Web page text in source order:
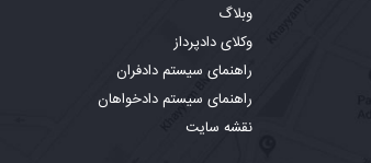
وبلاگ
وکلای دادپرداز
راهنمای سیستم دادفران
راهنمای سیستم دادخواهان
نقشه سایت